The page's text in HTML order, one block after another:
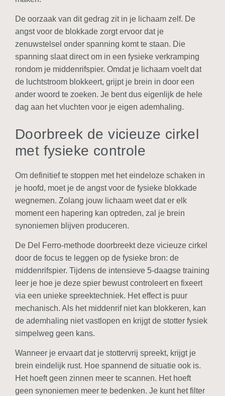
De oorzaak van dit gedrag zit in je lichaam zelf. De
angst voor de blokkade zorgt ervoor dat je
zenuwstelsel onder spanning komt te staan. Die
spanning slaat direct om in een fysieke verkramping
rondom je middenrifspier. Omdat je lichaam voelt dat
de luchtstroom blokkeert, grijpt je brein in door een
ander woord te zoeken. Je bent dus eigenlijk de hele
dag aan het vluchten voor je eigen ademhaling.
Doorbreek de vicieuze cirkel
met fysieke controle
Om definitief te stoppen met het eindeloze schaken in
je hoofd, moet je de angst voor de fysieke blokkade
wegnemen. Zolang jouw lichaam weet dat er elk
moment een hapering kan optreden, zal je brein
synoniemen blijven produceren.
De Del Ferro-methode doorbreekt deze vicieuze cirkel
door de focus te leggen op de fysieke bron: de
middenrifspier. Tijdens de intensieve 5-daagse training
leer je hoe je deze spier bewust controleert en fixeert
via een unieke spreektechniek. Het effect is puur
mechanisch. Als het middenrif niet kan blokkeren, kan
de ademhaling niet vastlopen en krijgt de stotter fysiek
simpelweg geen kans.
Wanneer je ervaart dat je stottervrij spreekt, krijgt je
brein eindelijk rust. Hoe spannend de situatie ook is.
Het hoeft geen zinnen meer te scannen. Het hoeft
geen synoniemen meer te bedenken. Je kunt het filter